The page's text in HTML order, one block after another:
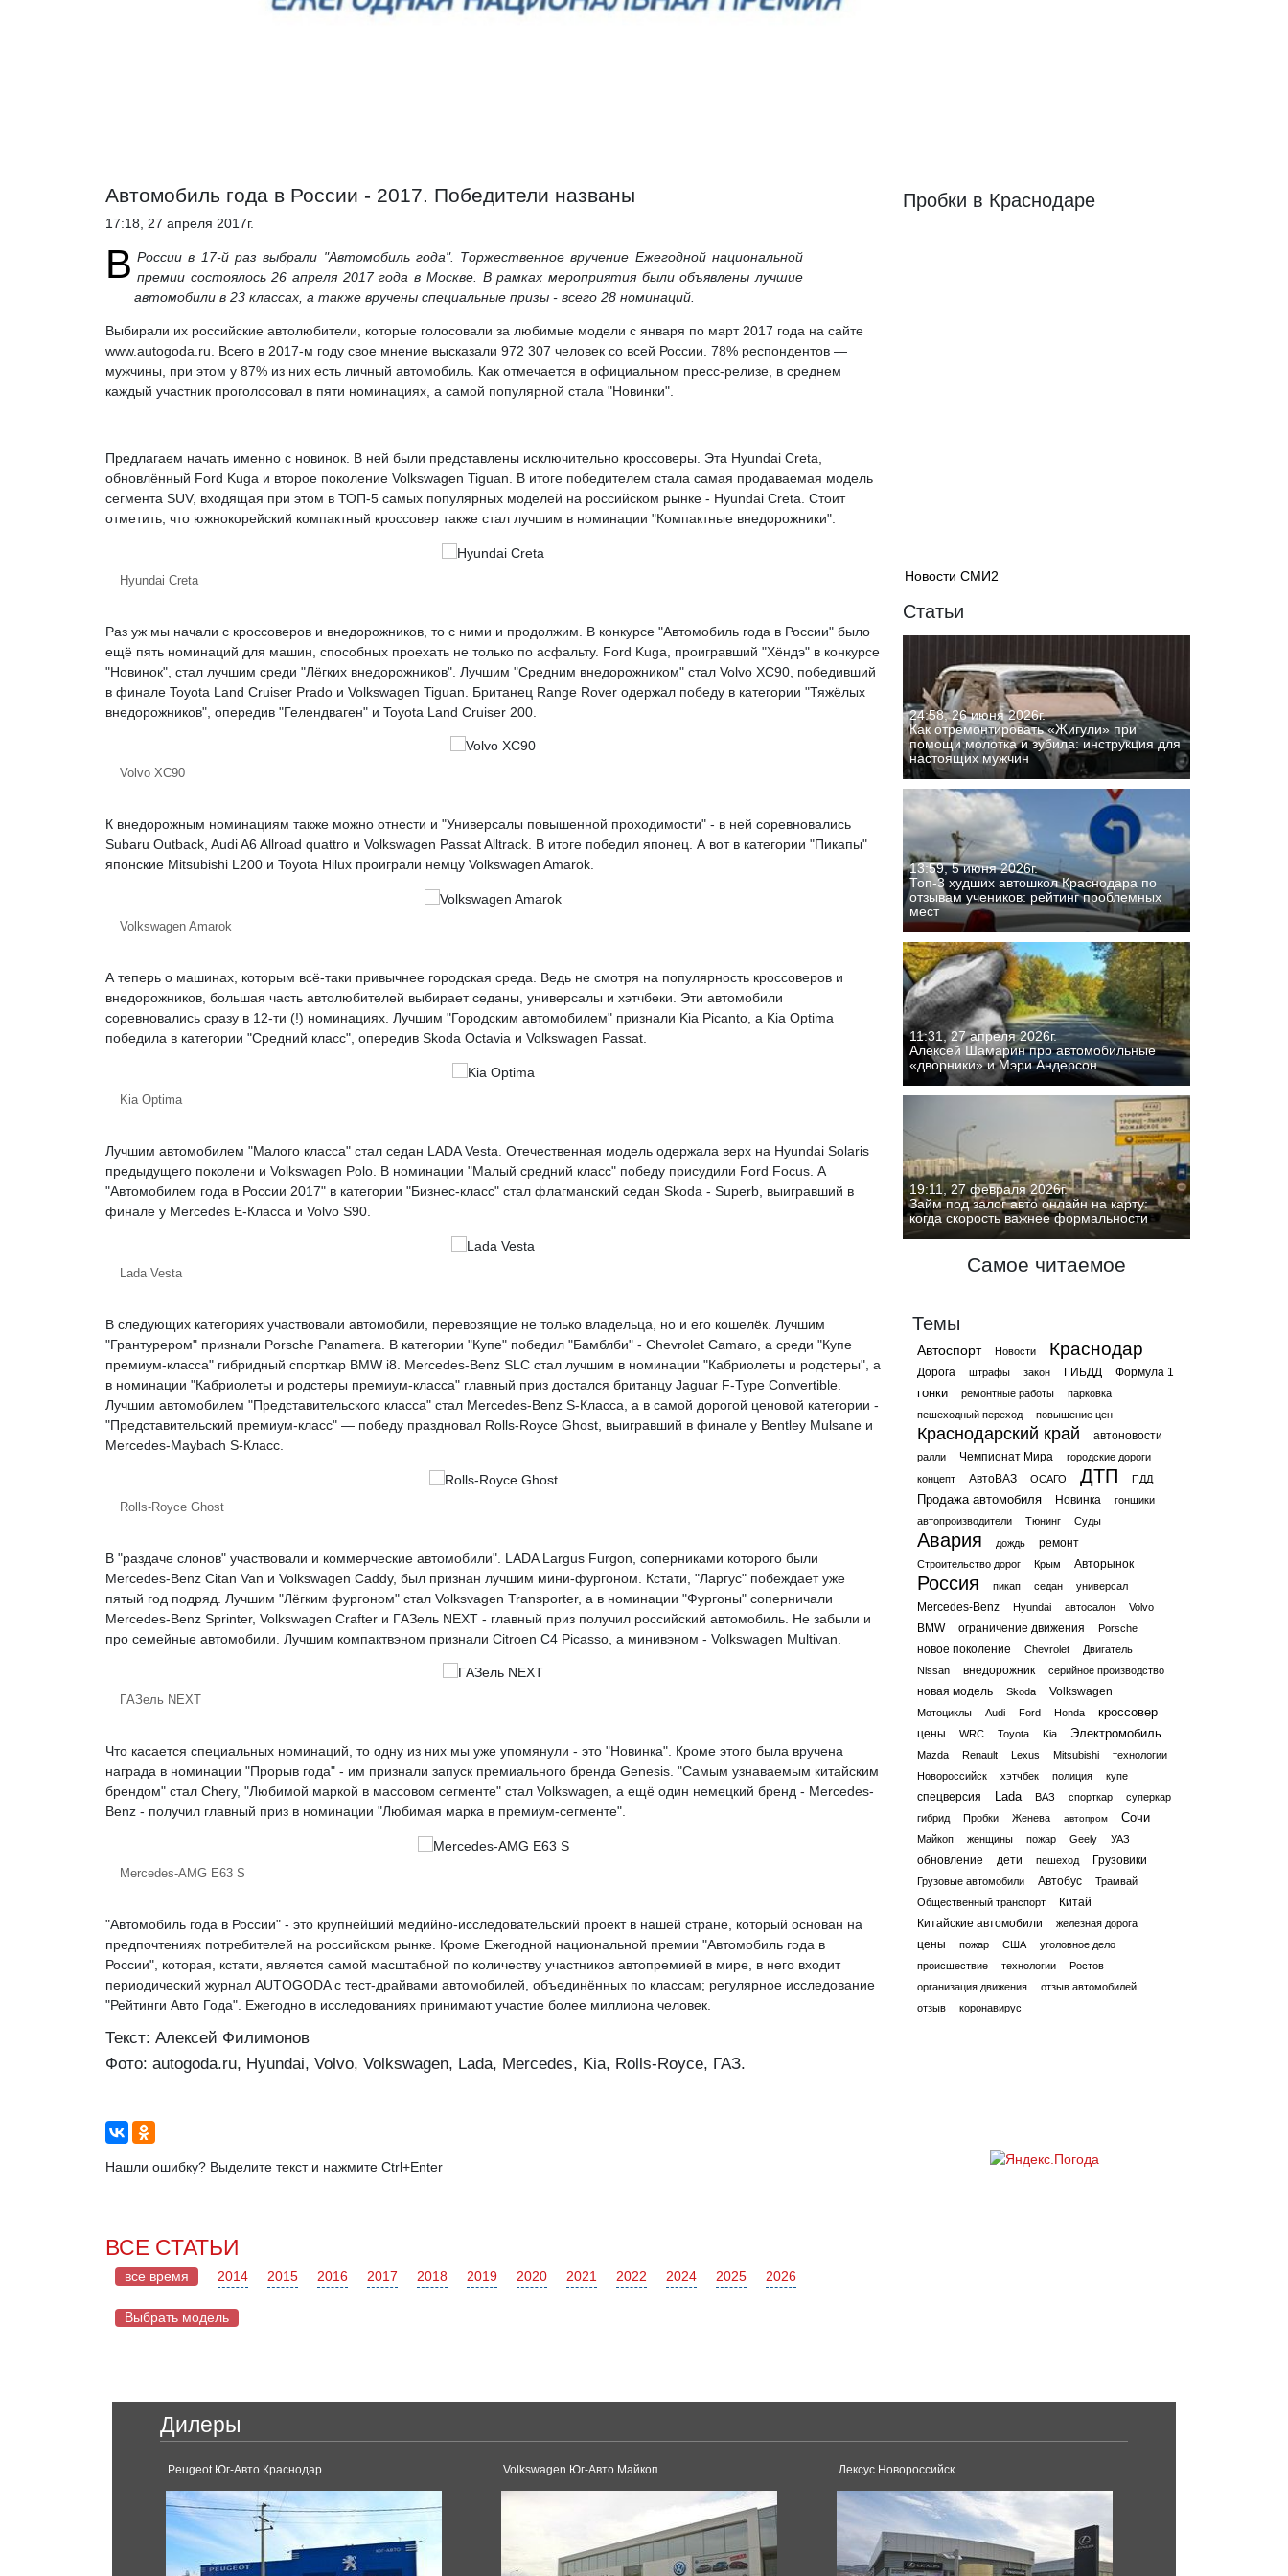
Автомобиль года в России - 2017. Победители названы
17:18, 27 апреля 2017г.
В России в 17-й раз выбрали "Автомобиль года". Торжественное вручение Ежегодной национальной
премии состоялось 26 апреля 2017 года в Москве. В рамках мероприятия были объявлены лучшие
автомобили в 23 классах, а также вручены специальные призы - всего 28 номинаций.
Выбирали их российские автолюбители, которые голосовали за любимые модели с января по март 2017 года на сайте
www.autogoda.ru. Всего в 2017-м году свое мнение высказали 972 307 человек со всей России. 78% респондентов —
мужчины, при этом у 87% из них есть личный автомобиль. Как отмечается в официальном пресс-релизе, в среднем
каждый участник проголосовал в пяти номинациях, а самой популярной стала "Новинки".
Предлагаем начать именно с новинок. В ней были представлены исключительно кроссоверы. Эта Hyundai Creta,
обновлённый Ford Kuga и второе поколение Volkswagen Tiguan. В итоге победителем стала самая продаваемая модель
сегмента SUV, входящая при этом в ТОП-5 самых популярных моделей на российском рынке - Hyundai Creta. Стоит
отметить, что южнокорейский компактный кроссовер также стал лучшим в номинации "Компактные внедорожники".
Hyundai Creta
Раз уж мы начали с кроссоверов и внедорожников, то с ними и продолжим. В конкурсе "Автомобиль года в России" было
ещё пять номинаций для машин, способных проехать не только по асфальту. Ford Kuga, проигравший "Хёндэ" в конкурсе
"Новинок", стал лучшим среди "Лёгких внедорожников". Лучшим "Средним внедорожником" стал Volvo XC90, победивший
в финале Toyota Land Cruiser Prado и Volkswagen Tiguan. Британец Range Rover одержал победу в категории "Тяжёлых
внедорожников", опередив "Гелендваген" и Toyota Land Cruiser 200.
Volvo XC90
К внедорожным номинациям также можно отнести и "Универсалы повышенной проходимости" - в ней соревновались
Subaru Outback, Audi A6 Allroad quattro и Volkswagen Passat Alltrack. В итоге победил японец. А вот в категории "Пикапы"
японские Mitsubishi L200 и Toyota Hilux проиграли немцу Volkswagen Amarok.
Volkswagen Amarok
А теперь о машинах, которым всё-таки привычнее городская среда. Ведь не смотря на популярность кроссоверов и
внедорожников, большая часть автолюбителей выбирает седаны, универсалы и хэтчбеки. Эти автомобили
соревновались сразу в 12-ти (!) номинациях. Лучшим "Городским автомобилем" признали Kia Picanto, а Kia Optima
победила в категории "Средний класс", опередив Skoda Octavia и Volkswagen Passat.
Kia Optima
Лучшим автомобилем "Малого класса" стал седан LADA Vesta. Отечественная модель одержала верх на Hyundai Solaris
предыдущего поколени и Volkswagen Polo. В номинации "Малый средний класс" победу присудили Ford Focus. А
"Автомобилем года в России 2017" в категории "Бизнес-класс" стал флагманский седан Skoda - Superb, выигравший в
финале у Mercedes E-Класса и Volvo S90.
Lada Vesta
В следующих категориях участвовали автомобили, перевозящие не только владельца, но и его кошелёк. Лучшим
"Грантурером" признали Porsche Panamera. В категории "Купе" победил "Бамблби" - Chevrolet Camaro, а среди "Купе
премиум-класса" гибридный спорткар BMW i8. Mercedes-Benz SLC стал лучшим в номинации "Кабриолеты и родстеры", а
в номинации "Кабриолеты и родстеры премиум-класса" главный приз достался британцу Jaguar F-Type Convertible.
Лучшим автомобилем "Представительского класса" стал Mercedes-Benz S-Класса, а в самой дорогой ценовой категории -
"Представительский премиум-класс" — победу праздновал Rolls-Royce Ghost, выигравший в финале у Bentley Mulsane и
Mercedes-Maybach S-Класс.
Rolls-Royce Ghost
В "раздаче слонов" участвовали и коммерческие автомобили". LADA Largus Furgon, соперниками которого были
Mercedes-Benz Citan Van и Volkswagen Caddy, был признан лучшим мини-фургоном. Кстати, "Ларгус" побеждает уже
пятый год подряд. Лучшим "Лёгким фургоном" стал Volksvagen Transporter, а в номинации "Фургоны" соперничали
Mercedes-Benz Sprinter, Volkswagen Crafter и ГAЗель NEXT - главный приз получил российский автомобиль. Не забыли и
про семейные автомобили. Лучшим компактвэном признали Citroen C4 Picasso, а минивэном - Volkswagen Multivan.
ГAЗель NEXT
Что касается специальных номинаций, то одну из них мы уже упомянули - это "Новинка". Кроме этого была вручена
награда в номинации "Прорыв года" - им признали запуск премиального бренда Genesis. "Самым узнаваемым китайским
брендом" стал Chery, "Любимой маркой в массовом сегменте" стал Volkswagen, а ещё один немецкий бренд - Mercedes-
Benz - получил главный приз в номинации "Любимая марка в премиум-сегменте".
Mercedes-AMG E63 S
"Автомобиль года в России" - это крупнейший медийно-исследовательский проект в нашей стране, который основан на
предпочтениях потребителей на российском рынке. Кроме Ежегодной национальной премии "Автомобиль года в
России", которая, кстати, является самой масштабной по количеству участников автопремией в мире, в него входит
периодический журнал AUTOGODA c тест-драйвами автомобилей, объединённых по классам; регулярное исследование
"Рейтинги Авто Года". Ежегодно в исследованиях принимают участие более миллиона человек.
Текст: Алексей Филимонов
Фото: autogoda.ru, Hyundai, Volvo, Volkswagen, Lada, Mercedes, Kia, Rolls-Royce, ГАЗ.
Нашли ошибку? Выделите текст и нажмите Ctrl+Enter
ВСЕ СТАТЬИ
все время 2014 2015 2016 2017 2018 2019 2020 2021 2022 2024 2025 2026
Выбрать модель
Chevrolet
Range Rover Velar
Evoque
Duster
Alaskan
McLaren
Alfa Romeo
Пробки в Краснодаре
Новости СМИ2
Статьи
24:58, 26 июня 2026г.
Как отремонтировать «Жигули» при
помощи молотка и зубила: инструкция для
настоящих мужчин
13:59, 5 июня 2026г.
Топ-3 худших автошкол Краснодара по
отзывам учеников: рейтинг проблемных
мест
11:31, 27 апреля 2026г.
Алексей Шамарин про автомобильные
«дворники» и Мэри Андерсон
19:11, 27 февраля 2026г.
Займ под залог авто онлайн на карту:
когда скорость важнее формальности
Самое читаемое
Темы
Автоспорт Новости Краснодар
Дорога штрафы закон ГИБДД Формула 1
гонки ремонтные работы
парковка
пешеходный переход
повышение цен
Краснодарский край автоновости
ралли Чемпионат Мира
городские дороги
концепт
АвтоВАЗ ОСАГО ДТП ПДД
Продажа автомобиля Новинка
гонщики
автопроизводители
Тюнинг Суды
Авария дождь ремонт
Строительство дорог Крым Авторынок
Россия пикап седан универсал
Mercedes-Benz Hyundai автосалон Volvo
BMW ограничение движения Porsche
новое поколение Chevrolet
Двигатель
Nissan
внедорожник серийное производство
новая модель Skoda Volkswagen
Мотоциклы Audi Ford Honda кроссовер
цены WRC Toyota Kia Электромобиль
Mazda Renault Lexus Mitsubishi
технологии
Новороссийск
хэтчбек полиция купе
спецверсия Lada ВАЗ спорткар
суперкар
гибрид
Пробки Женева автопром Сочи
Майкоп женщины пожар Geely УАЗ
обновление дети пешеход Грузовики
Грузовые автомобили Автобус
Трамвай
Общественный транспорт
Китай
Китайские автомобили
железная дорога
цены пожар США
уголовное дело
происшествие
технологии
Ростов
организация движения
отзыв автомобилей
отзыв
коронавирус
Дилеры
Peugeot Юг-Авто Краснодар. Volkswagen Юг-Авто Майкоп. Лексус Новороссийск.